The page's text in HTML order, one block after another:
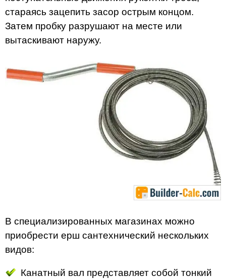
стараясь зацепить засор острым концом.
Затем пробку разрушают на месте или
вытаскивают наружу.
В специализированных магазинах можно
приобрести ерш сантехнический нескольких
видов:
Канатный вал представляет собой тонкий